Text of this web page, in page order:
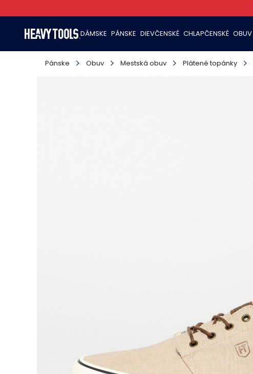
DÁMSKE PÁNSKE DIEVČENSKÉ CHLAPČENSKÉ OBUV
Pánske Obuv Mestská obuv Plátené topánky